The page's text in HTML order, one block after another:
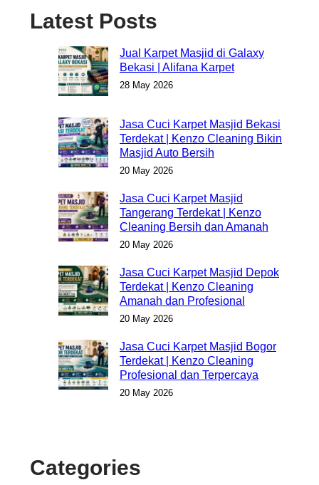
Latest Posts
Jual Karpet Masjid di Galaxy
Bekasi | Alifana Karpet
28 May 2026
Jasa Cuci Karpet Masjid Bekasi
Terdekat | Kenzo Cleaning Bikin
Masjid Auto Bersih
20 May 2026
Jasa Cuci Karpet Masjid
Tangerang Terdekat | Kenzo
Cleaning Bersih dan Amanah
20 May 2026
Jasa Cuci Karpet Masjid Depok
Terdekat | Kenzo Cleaning
Amanah dan Profesional
20 May 2026
Jasa Cuci Karpet Masjid Bogor
Terdekat | Kenzo Cleaning
Profesional dan Terpercaya
20 May 2026
Categories